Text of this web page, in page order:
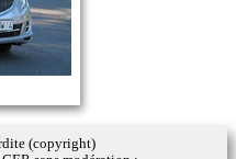
(copyright)